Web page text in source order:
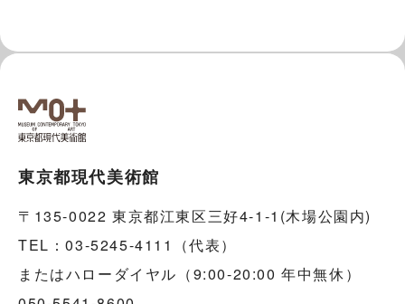
東京都現代美術館
〒135-0022 東京都江東区三好4-1-1(木場公園内)
TEL：03-5245-4111（代表）
またはハローダイヤル（9:00-20:00 年中無休）